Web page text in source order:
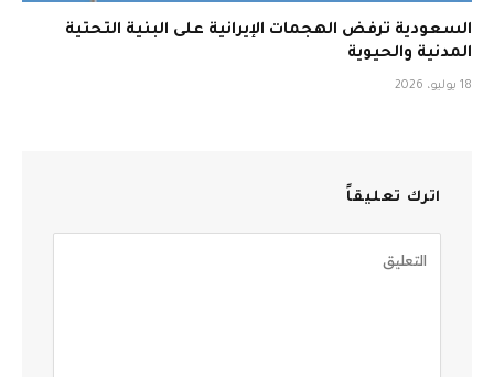
السعودية ترفض الهجمات الإيرانية على البنية التحتية
المدنية والحيوية
18 يوليو، 2026
اترك تعليقاً